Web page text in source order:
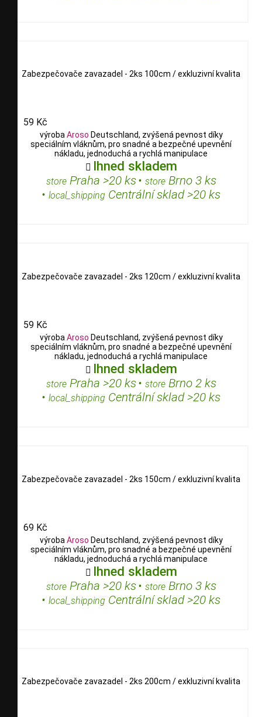
Zabezpečovače zavazadel - 2ks 100cm / exkluzivní kvalita
59 Kč
výrobaAroso Deutschland, zvýšená pevnost díky
speciálním vláknům, pro snadné a bezpečné upevnění
nákladu, jednoduchá a rychlá manipulace
 Ihned skladem
storePraha >20 ks• storeBrno 3 ks
• local_shipping Centrální sklad >20 ks
Zabezpečovače zavazadel - 2ks 120cm / exkluzivní kvalita
59 Kč
výroba Aroso Deutschland, zvýšená pevnost díky
speciálním vláknům, pro snadné a bezpečné upevnění
nákladu, jednoduchá a rychlá manipulace
 Ihned skladem
storePraha >20 ks• storeBrno 2 ks
• local_shipping Centrální sklad >20 ks
Zabezpečovače zavazadel - 2ks 150cm / exkluzivní kvalita
69 Kč
výroba Aroso Deutschland, zvýšená pevnost díky
speciálním vláknům, pro snadné a bezpečné upevnění
nákladu, jednoduchá a rychlá manipulace
 Ihned skladem
storePraha >20 ks• storeBrno 3 ks
• local_shipping Centrální sklad >20 ks
Zabezpečovače zavazadel - 2ks 200cm / exkluzivní kvalita